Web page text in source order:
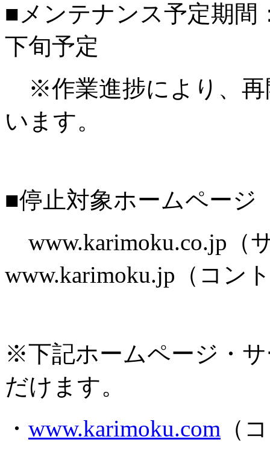
■メンテナンス予定期間
下旬予定
※作業進捗により、再
います。
■停止対象ホームページ
www.karimoku.co.jp（
www.karimoku.jp（コン
※下記ホームページ・
だけます。
・ www.karimoku.com （